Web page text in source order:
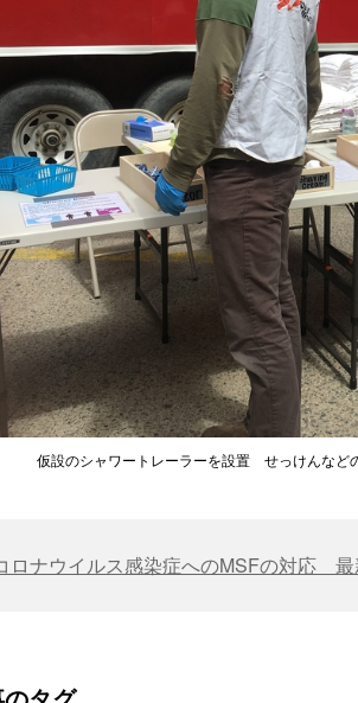
仮設のシャワートレーラーを設置 せっけんな
ロナウイルス感染症へのMSFの対応 最